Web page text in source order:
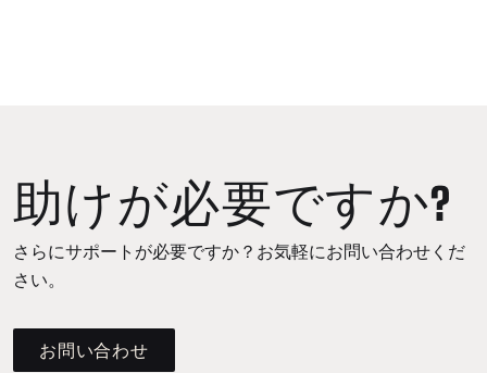
助けが必要ですか?
さらにサポートが必要ですか？お気軽にお問い合わせくだ
さい。
お問い合わせ